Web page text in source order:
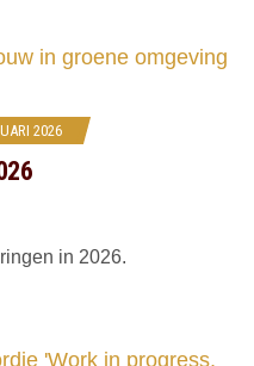
2026
in 2026.